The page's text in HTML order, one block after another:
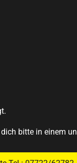
bitte in einem